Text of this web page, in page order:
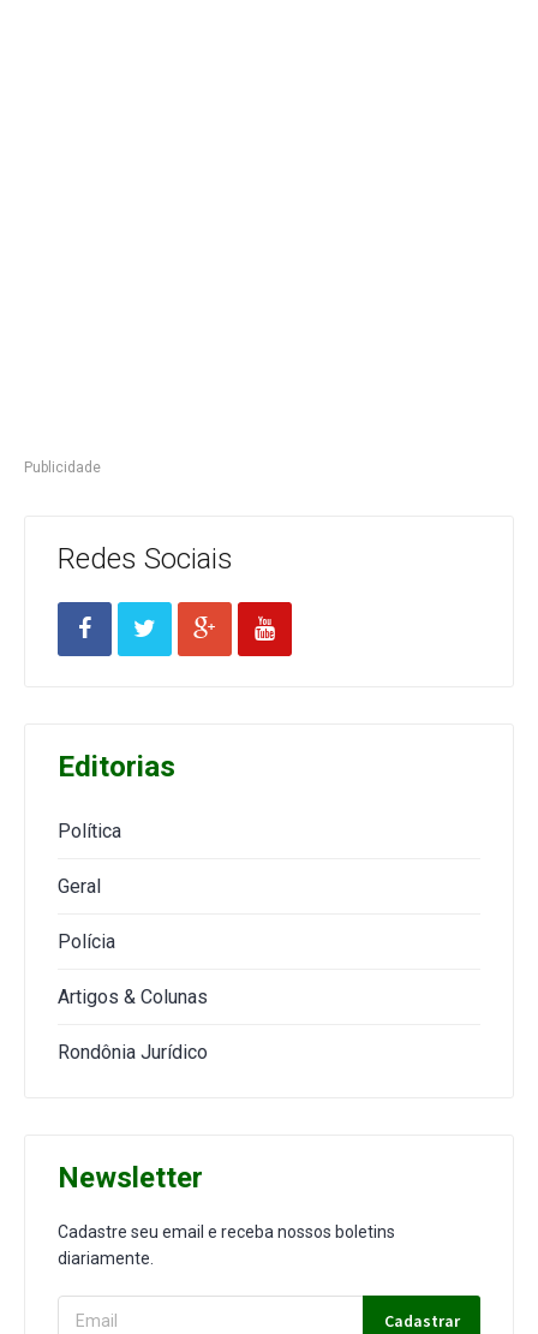
Publicidade
Redes Sociais
Editorias
Política
Geral
Polícia
Artigos & Colunas
Rondônia Jurídico
Newsletter
Cadastre seu email e receba nossos boletins
diariamente.
Cadastrar